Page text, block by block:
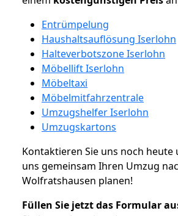
Entrümpelung
Haushaltsauflösung Iserlohn
Halteverbotszone Iserlohn
Möbellift Iserlohn
Möbeltaxi
Möbelmitfahrzentrale
Umzugshelfer Iserlohn
Umzugskartons
Kontaktieren Sie uns noch heute
uns gemeinsam Ihren Umzug
Wolfratshausen planen!
Füllen Sie jetzt das Formular